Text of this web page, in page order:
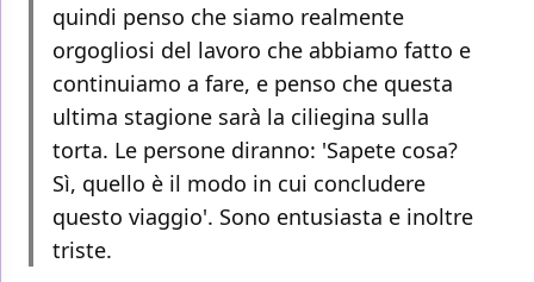
quindi penso che siamo realmente
orgogliosi del lavoro che abbiamo fatto e
continuiamo a fare, e penso che questa
ultima stagione sarà la ciliegina sulla
torta. Le persone diranno: 'Sapete cosa?
Sì, quello è il modo in cui concludere
questo viaggio'. Sono entusiasta e inoltre
triste.